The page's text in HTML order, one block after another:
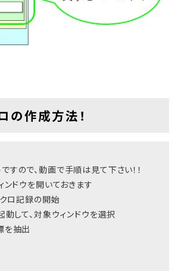
作成方法！
すので、動画で手順は見て下さい！！
ンドウを開いておきます
ロ記録の開始
動して、対象ウィンドウを選択
を抽出